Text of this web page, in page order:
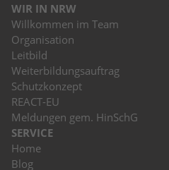
WIR IN NRW
Willkommen im Team
Organisation
Leitbild
Weiterbildungsauftrag
Schutzkonzept
REACT-EU
Meldungen gem. HinSchG
SERVICE
Home
Blog